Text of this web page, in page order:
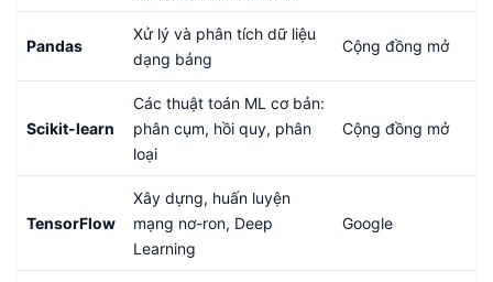
Pandas
Xử lý và phân tích dữ liệu
dạng bảng
Cộng đồng mở
Scikit-learn
Các thuật toán ML cơ bản:
phân cụm, hồi quy, phân
loại
Cộng đồng mở
TensorFlow
Xây dựng, huấn luyện
mạng nơ-ron, Deep
Learning
Google